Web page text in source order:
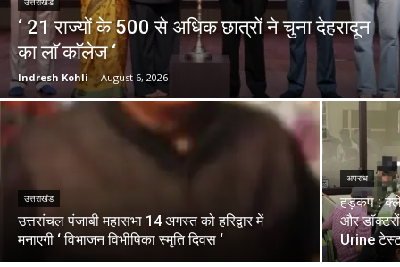
उत्तराखंड
‘ 21 राज्यों के 500 से अधिक छात्रों ने चुना देहरादून
का लाॅ काॅलेज ‘
Indresh Kohli - August 6, 2026
उत्तराखंड
उत्तरांचल पंजाबी महासभा 14 अगस्त को हरिद्वार में
मनाएगी ‘ विभाजन विभीषिका स्मृति दिवस ‘
अपराध
हड़कंप :
और
Urine